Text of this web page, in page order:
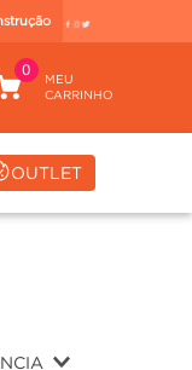
0
OUTLET